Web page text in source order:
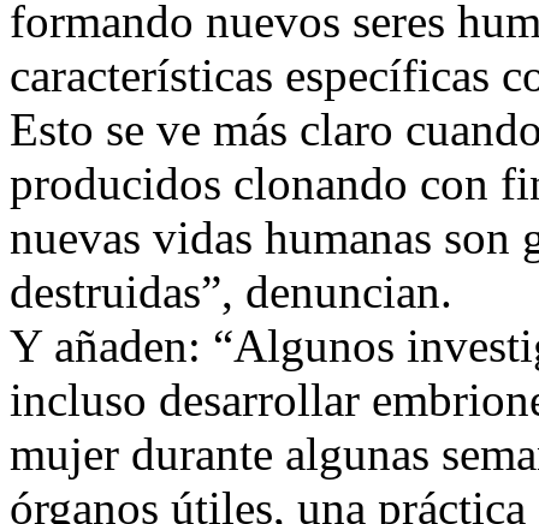
formando nuevos seres
características específicas
Esto se ve más claro
producidos clonando con
nuevas vidas humanas son
destruidas”, denuncian.
Y añaden: “Algunos
incluso desarrollar
mujer durante algunas
órganos útiles, una práctica